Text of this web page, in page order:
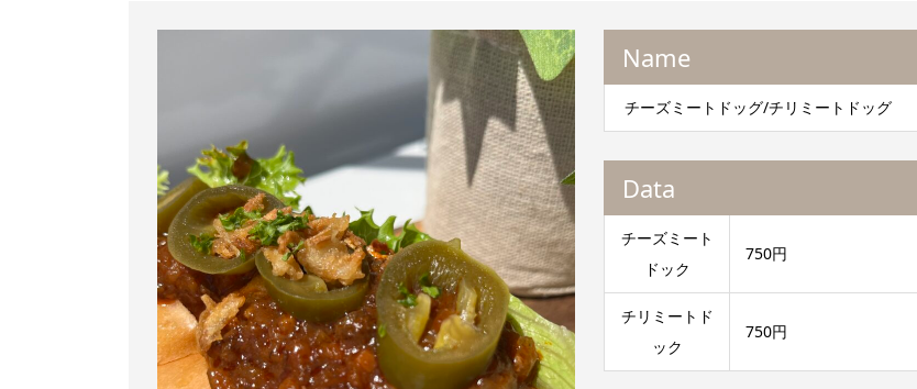
Name
チーズミートドッグ/チリミートドッグ
Data
チーズミート
ドック
750円
チリミートド
ック
750円